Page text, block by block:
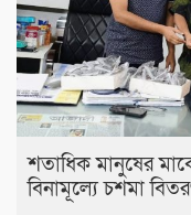
শতাধিক মানুষের
বিনামূল্যে চশমা